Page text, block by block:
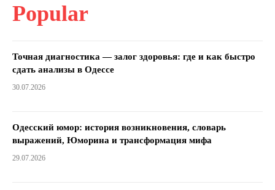
Popular
Точная диагностика — залог здоровья: где и как быстро
сдать анализы в Одессе
30.07.2026
Одесский юмор: история возникновения, словарь
выражений, Юморина и трансформация мифа
29.07.2026